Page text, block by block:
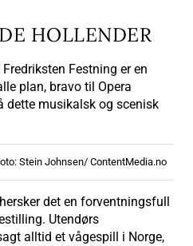
HOLLENDER
Festning er en
plan, bravo til Opera
dette musikalsk og scenisk
Stein Johnsen/ ContentMedia.no
det en forventningsfull
Utendørs
alltid et vågespill i Norge,